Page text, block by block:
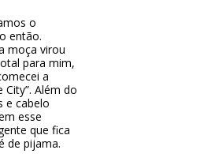
o
então.
moça virou
para mim,
a
City”. Além do
e cabelo
esse
que fica
de pijama.